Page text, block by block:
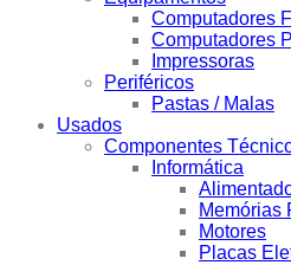
Computadores
Computadores
Impressoras
Periféricos
Pastas / Malas
Usados
Componentes
Informática
Memórias
Motores
Placas